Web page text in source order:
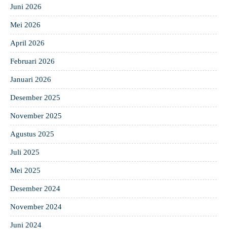
Juni 2026
Mei 2026
April 2026
Februari 2026
Januari 2026
Desember 2025
November 2025
Agustus 2025
Juli 2025
Mei 2025
Desember 2024
November 2024
Juni 2024